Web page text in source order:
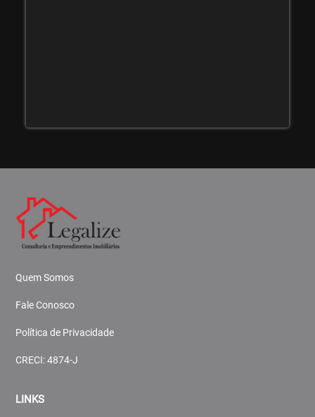
Quem Somos
Fale Conosco
Política de Privacidade
CRECI: 4874-J
LINKS